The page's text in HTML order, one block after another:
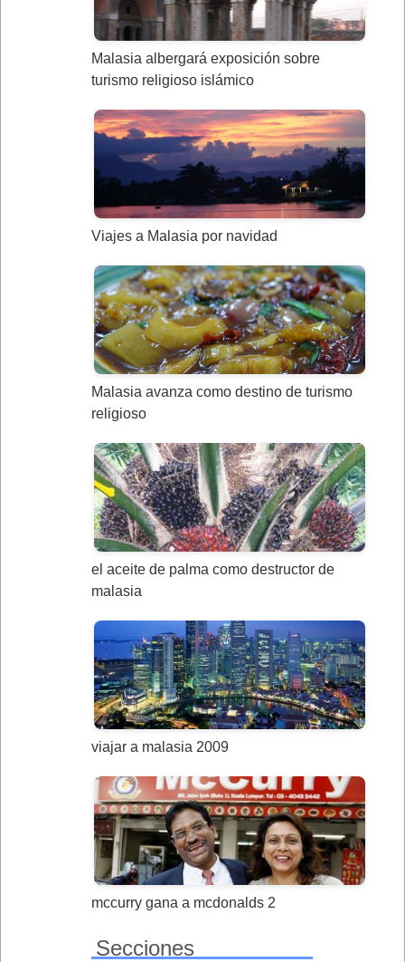
Malasia albergará exposición sobre
turismo religioso islámico
Viajes a Malasia por navidad
Malasia avanza como destino de turismo
religioso
el aceite de palma como destructor de
malasia
viajar a malasia 2009
mccurry gana a mcdonalds 2
Secciones